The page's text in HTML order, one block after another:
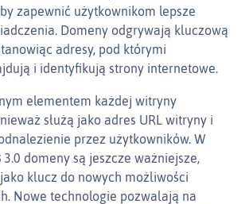
zapewnić użytkownikom lepsze
Domeny odgrywają kluczową
adresy, pod którymi
i identyfikują strony internetowe.
elementem każdej witryny
służą jako adres URL witryny i
przez użytkowników. W
domeny są jeszcze ważniejsze,
klucz do nowych możliwości
Nowe technologie pozwalają na